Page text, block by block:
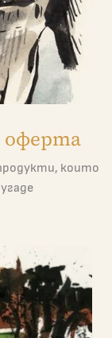
оферта
които